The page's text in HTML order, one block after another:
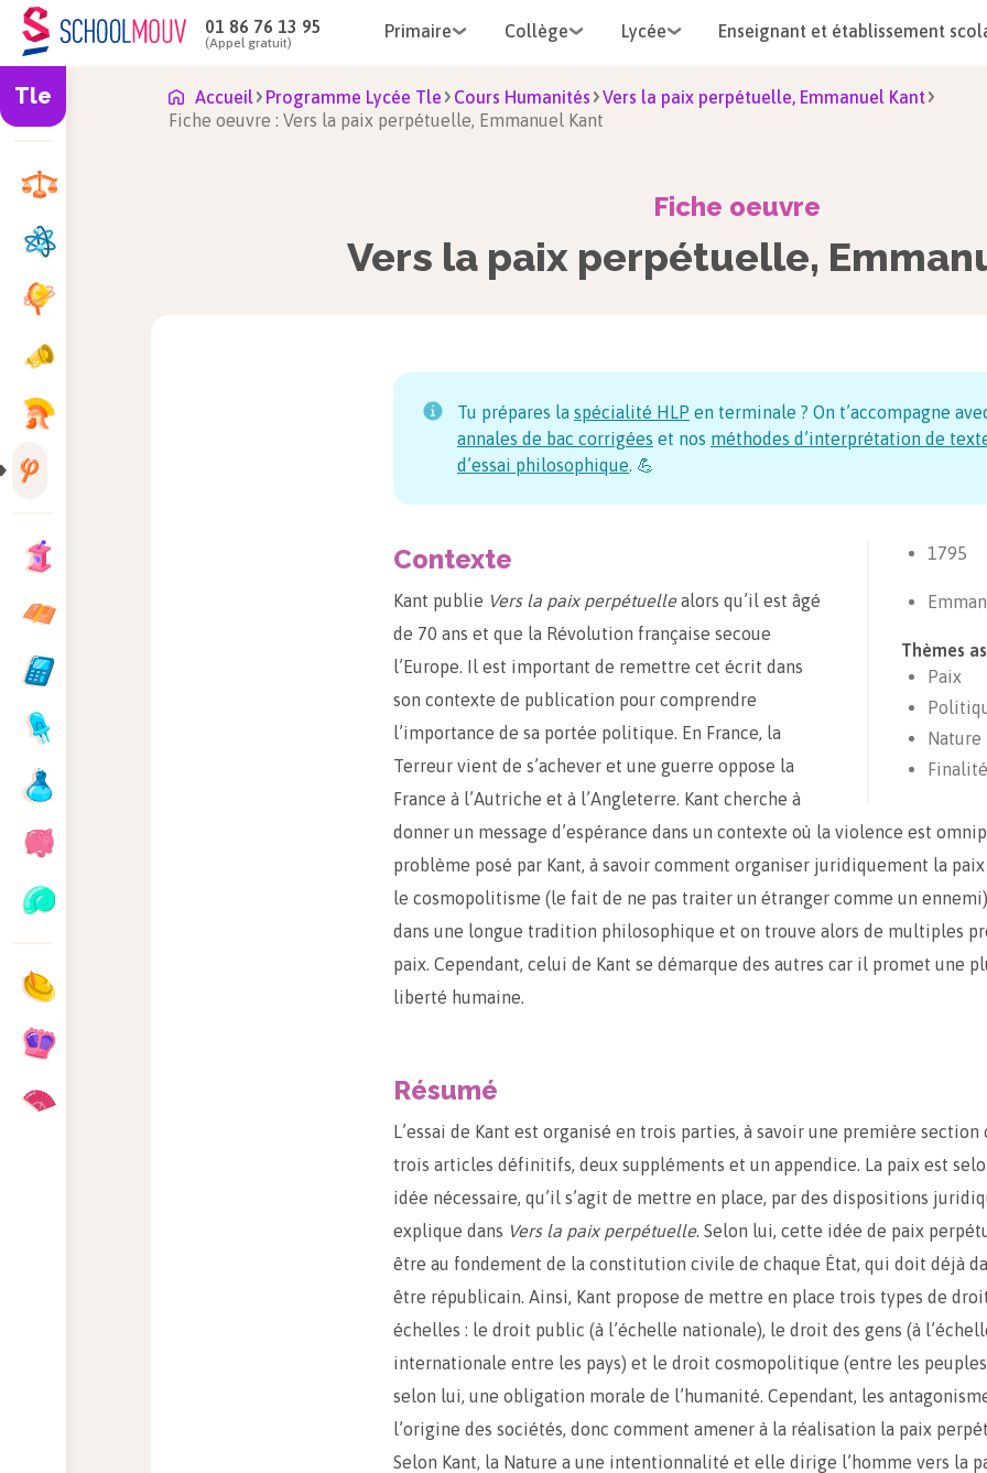
01 86 76 13 95
(Appel gratuit)
Primaire Collège Lycée Enseignant et établissement
Tle Accueil Programme Lycée Tle Cours Humanités
Vers la paix perpétuelle, Emmanuel Kant
Fiche oeuvre : Vers la paix perpétuelle, Emmanuel Kant
Fiche oeuvre
Vers la paix perpétuelle,
Tu prépares la spécialité HLP en terminale ? On t’accompagne
annales de bac corrigées et nos méthodes d’interprétation de
d’essai philosophique. 💪
1795
Thèmes
Paix
Nature
Finalité
Contexte
Kant publie Vers la paix perpétuellealors qu’il est âgé
de 70 ans et que la Révolution française secoue
l’Europe. Il est important de remettre cet écrit dans
son contexte de publication pour comprendre
l’importance de sa portée politique. En France, la
Terreur vient de s’achever et une guerre oppose la
France à l’Autriche et à l’Angleterre. Kant cherche à
donner un message d’espérance dans un contexte où la violence est
problème posé par Kant, à savoir comment organiser juridiquement la
le cosmopolitisme (le fait de ne pas traiter un étranger comme un
dans une longue tradition philosophique et on trouve alors de multiples
paix. Cependant, celui de Kant se démarque des autres car il promet une
liberté humaine.
Résumé
L’essai de Kant est organisé en trois parties, à savoir une première section
trois articles définitifs, deux suppléments et un appendice. La paix est
idée nécessaire, qu’il s’agit de mettre en place, par des dispositions
explique dans Vers la paix perpétuelle. Selon lui, cette idée de paix
être au fondement de la constitution civile de chaque État, qui doit déjà
être républicain. Ainsi, Kant propose de mettre en place trois types de
échelles : le droit public (à l’échelle nationale), le droit des gens (à
internationale entre les pays) et le droit cosmopolitique (entre les
selon lui, une obligation morale de l’humanité. Cependant, les
l’origine des sociétés, donc comment amener à la réalisation la paix
Selon Kant, la Nature a une intentionnalité et elle dirige l’homme vers la